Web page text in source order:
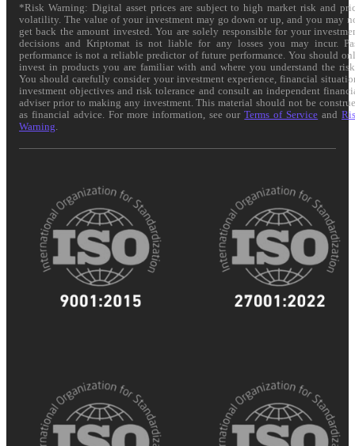
*Risk Warning: Digital asset prices are subject to high market risk and
volatility. The value of your investment may go down or up, and you may
get back the amount invested. You are solely responsible for your
decisions and Kriptomat is not liable for any losses you may incur.
performance is not a reliable predictor of future performance. You should
invest in products you are familiar with and where you understand the
You should carefully consider your investment experience, financial
investment objectives and risk tolerance and consult an independent
adviser prior to making any investment. This material should not be
as financial advice. For more information, see ourTerms of Service and
Warning